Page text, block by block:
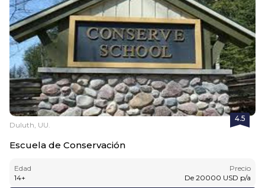
4.5
Duluth, UU.
Escuela de Conservación
Edad
14+
Precio
De 20000 USD p/a